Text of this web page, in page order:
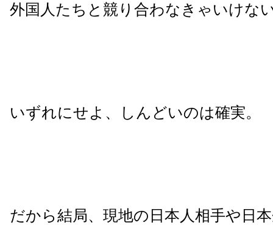
外国人たちと競り合わなきゃいけな
いずれにせよ、しんどいのは確実。
だから結局、現地の日本人相手や日